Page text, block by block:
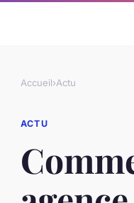
Accueil›Actu
ACTU